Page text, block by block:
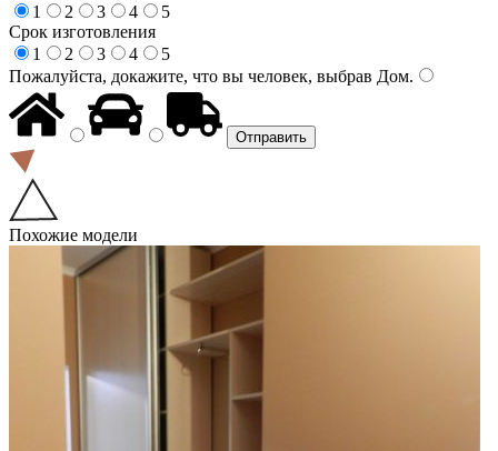
1
2 3 4
5
Срок изготовления
1
2 3 4
5
Пожалуйста, докажите, что вы человек, выбрав Дом.
Похожие модели